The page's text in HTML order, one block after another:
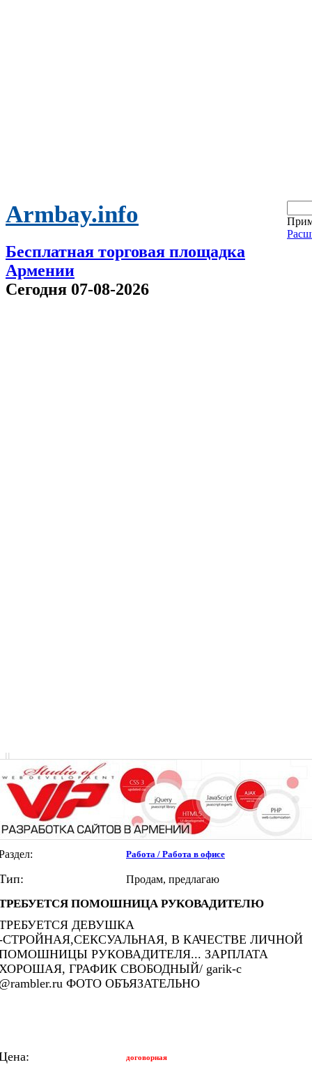
Armbay.info
Бесплатная торговая площадка
Армении
Сегодня 07-08-2026
Работа / Работа в офисе
Продам, предлагаю
ПОМОШНИЦА РУКОВАДИТЕЛЮ
ДЕВУШКА
СТРОЙНАЯ,СЕКСУАЛЬНАЯ, В КАЧЕСТВЕ ЛИЧНОЙ
РУКОВАДИТЕЛЯ... ЗАРПЛАТА
ГРАФИК СВОБОДНЫЙ/ garik-c
ФОТО ОБЪЯЗАТЕЛЬНО
договорная